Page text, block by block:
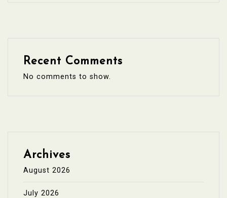
Recent Comments
No comments to show.
Archives
August 2026
July 2026